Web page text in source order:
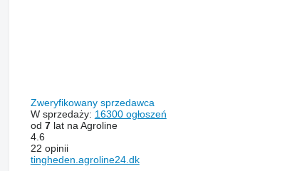
Zweryfikowany sprzedawca
W sprzedaży: 16300 ogłoszeń
od 7lat na Agroline
4.6
22 opinii
tingheden.agroline24.dk